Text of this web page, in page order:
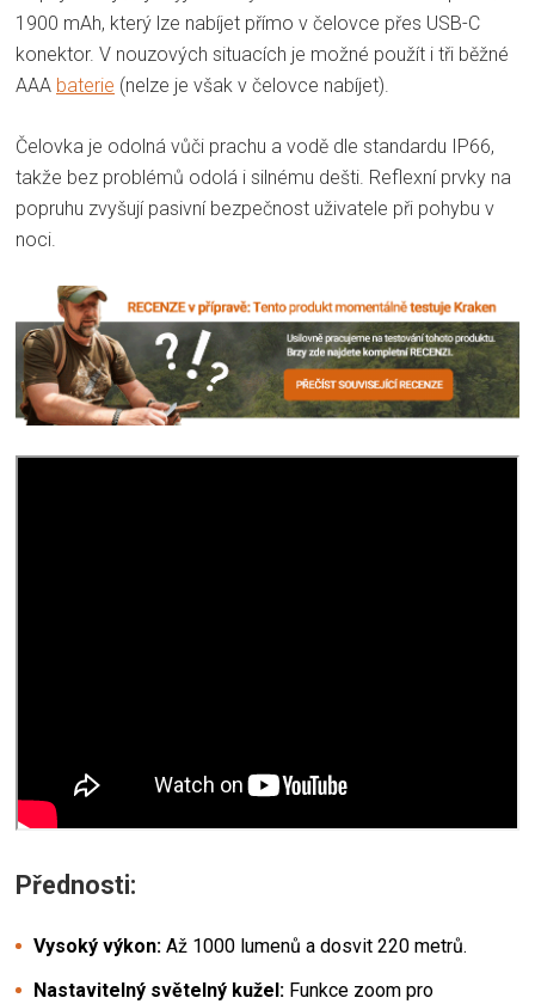
1900 mAh, který lze nabíjet přímo v čelovce přes USB-C
konektor. V nouzových situacích je možné použít i tři běžné
AAA baterie (nelze je však v čelovce nabíjet).
Čelovka je odolná vůči prachu a vodě dle standardu IP66,
takže bez problémů odolá i silnému dešti. Reflexní prvky na
popruhu zvyšují pasivní bezpečnost uživatele při pohybu v
noci.
Přednosti:
Vysoký výkon: Až 1000 lumenů a dosvit 220 metrů.
Nastavitelný světelný kužel: Funkce zoom pro